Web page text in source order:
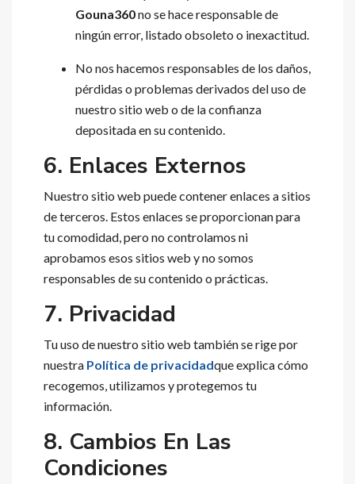
Gouna360no se hace responsable de
ningún error, listado obsoleto o inexactitud.
No nos hacemos responsables de los daños,
pérdidas o problemas derivados del uso de
nuestro sitio web o de la confianza
depositada en su contenido.
6. Enlaces Externos
Nuestro sitio web puede contener enlaces a sitios
de terceros. Estos enlaces se proporcionan para
tu comodidad, pero no controlamos ni
aprobamos esos sitios web y no somos
responsables de su contenido o prácticas.
7. Privacidad
Tu uso de nuestro sitio web también se rige por
nuestra Política de privacidadque explica cómo
recogemos, utilizamos y protegemos tu
información.
8. Cambios En Las
Condiciones